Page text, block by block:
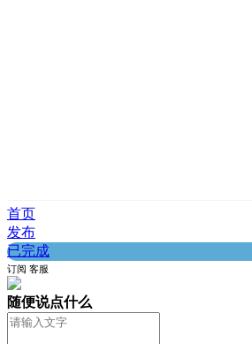
首页
发布
已完成
订阅 客服
随便说点什么